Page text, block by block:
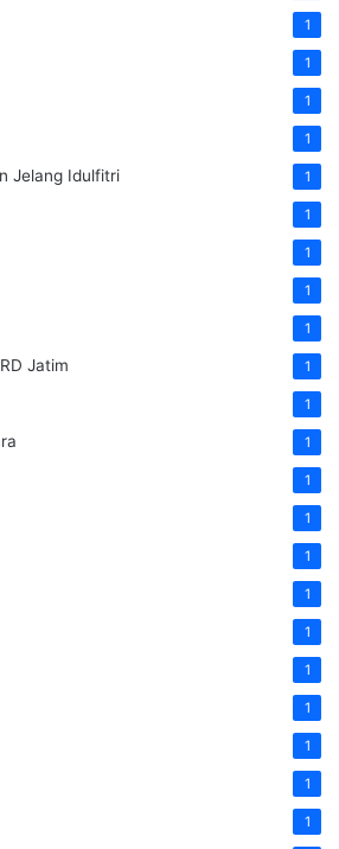
1
1
1
1
Jelang Idulfitri 1
1
1
1
1
Jatim 1
1
1
1
1
1
1
1
1
1
1
1
1